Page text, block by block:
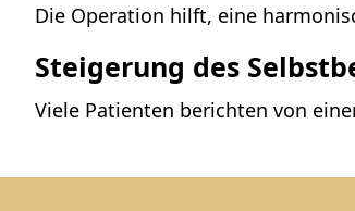
Die Operation hilft, eine
Steigerung des
Viele Patienten berichten von